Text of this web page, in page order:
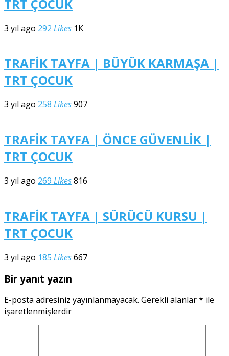
TRT ÇOCUK
3 yıl ago 292 Likes 1K
TRAFİK TAYFA | BÜYÜK KARMAŞA |
TRT ÇOCUK
3 yıl ago 258 Likes907
TRAFİK TAYFA | ÖNCE GÜVENLİK |
TRT ÇOCUK
3 yıl ago 269 Likes816
TRAFİK TAYFA | SÜRÜCÜ KURSU |
TRT ÇOCUK
3 yıl ago 185 Likes667
Bir yanıt yazın
E-posta adresiniz yayınlanmayacak. Gerekli alanlar* ile
işaretlenmişlerdir